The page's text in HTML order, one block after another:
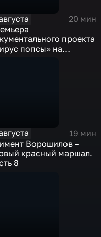
20 мин
проекта
попсы» на
19 мин
Ворошилов –
красный маршал.
8